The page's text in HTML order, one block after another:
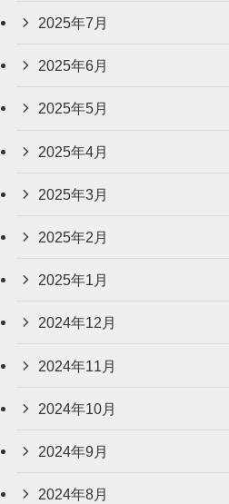
2025年7月
2025年6月
2025年5月
2025年4月
2025年3月
2025年2月
2025年1月
2024年12月
2024年11月
2024年10月
2024年9月
2024年8月